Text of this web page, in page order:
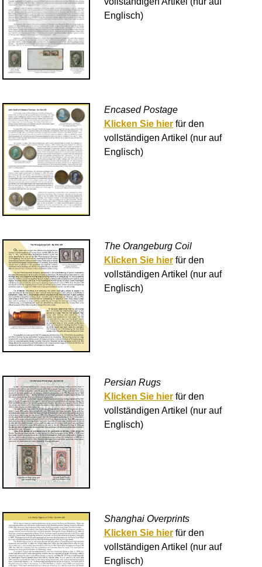
Englisch)
Encased Postage
Klicken Sie hier für den
vollständigen Artikel (nur auf
Englisch)
The Orangeburg Coil
Klicken Sie hier für den
vollständigen Artikel (nur auf
Englisch)
Persian Rugs
Klicken Sie hier für den
vollständigen Artikel (nur auf
Englisch)
Shanghai Overprints
Klicken Sie hier für den
vollständigen Artikel (nur auf
Englisch)